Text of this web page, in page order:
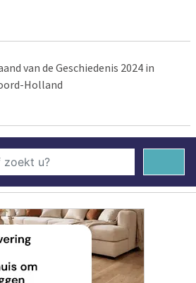
van de Geschiedenis 2024 in
Holland